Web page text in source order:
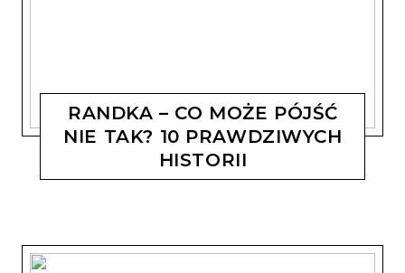
RANDKA – CO MOŻE PÓJŚĆ
NIE TAK? 10 PRAWDZIWYCH
HISTORII
MAGDALENA KOSTYSZYN 10 LIPCA, 2019